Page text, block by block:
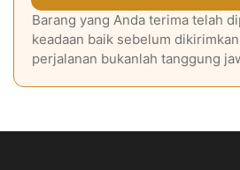
Barang yang Anda terima telah
keadaan baik sebelum
perjalanan bukanlah tanggung